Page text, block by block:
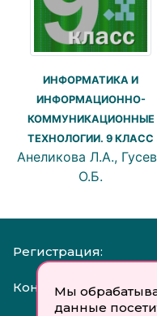
Мы
данные
ИНФОРМАТИКА И
ИНФОРМАЦИОННО-
КОММУНИКАЦИОННЫЕ
ТЕХНОЛОГИИ. 9 КЛАСС
Анеликова Л.А.,
О.Б.
Регистрация:
Контакты: